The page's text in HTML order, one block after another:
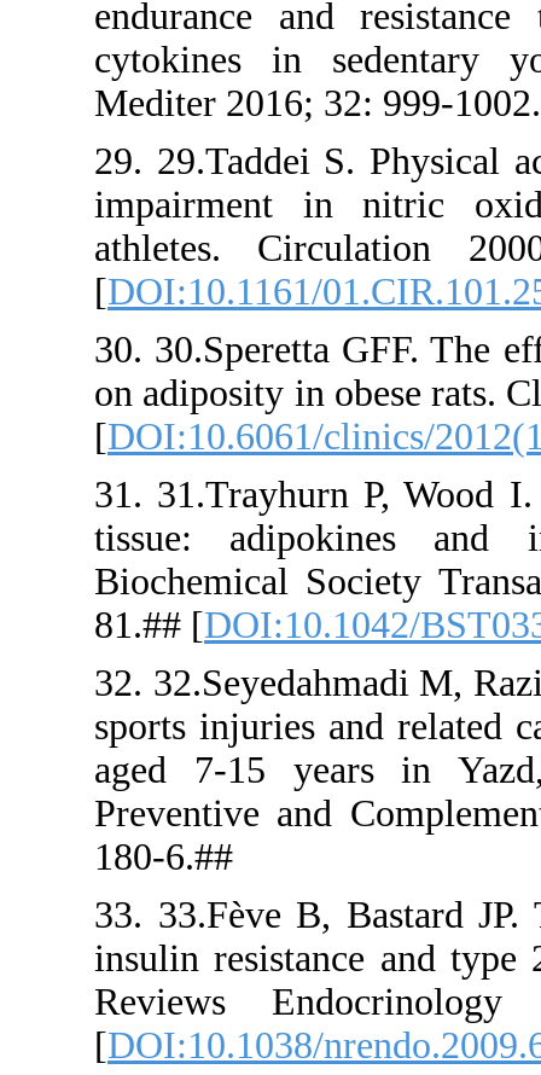
cytokines
Mediter
29.
athletes.
[
30.
on
[
31.
tissue:
81.## [
32.
sports
aged 7-
33.
insulin
Reviews
[